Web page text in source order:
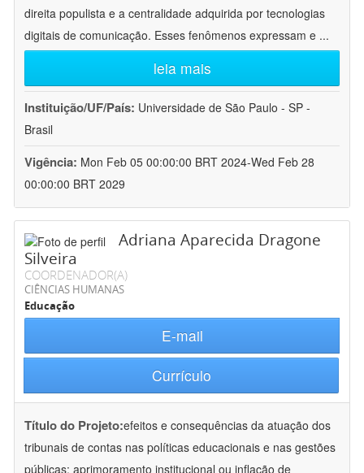
direita populista e a centralidade adquirida por tecnologias
digitais de comunicação. Esses fenômenos expressam e ...
leia mais
Instituição/UF/País: Universidade de São Paulo - SP -
Brasil
Vigência: Mon Feb 05 00:00:00 BRT 2024-Wed Feb 28
00:00:00 BRT 2029
Adriana Aparecida Dragone
Silveira
COORDENADOR(A)
CIÊNCIAS HUMANAS
Educação
E-mail
Currículo
Título do Projeto:efeitos e consequências da atuação dos
tribunais de contas nas políticas educacionais e nas gestões
públicas: aprimoramento institucional ou inflação de